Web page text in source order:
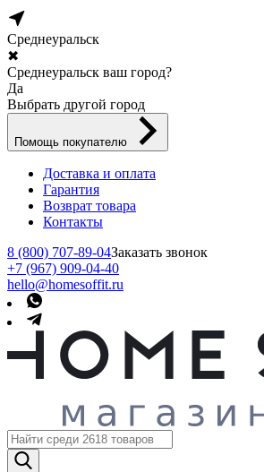
Среднеуральск
✖
Среднеуральск ваш город?
Да
Выбрать другой город
Помощь покупателю
Доставка и оплата
Гарантия
Возврат товара
Контакты
8 (800) 707-89-04Заказать звонок
+7 (967) 909-04-40
hello@homesoffit.ru